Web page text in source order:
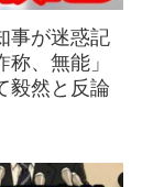
事が迷惑記
、無能」
毅然と反論